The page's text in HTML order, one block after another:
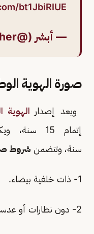
bt1JbiRIUE
— أبشر (@Absher)
صورة الهوية
ويعد إصدار الهوية
سنة، وتتضمن شروط
1- ذات خلفية بيضاء.
2- دون نظارات أو عدسات.